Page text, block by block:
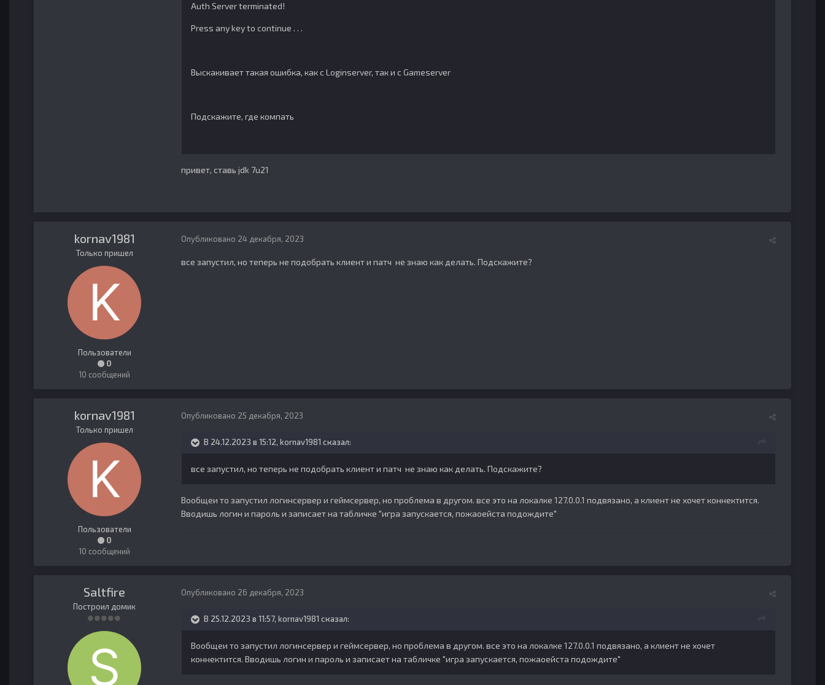
Auth Server terminated!
Press any key to continue . . .
Выскакивает такая ошибка, как с Loginserver, так и с Gameserver
Подскажите, где компать
привет, ставь jdk 7u21
kornav1981
Только пришел
Пользователи
0
10 сообщений
Опубликовано 24 декабря, 2023
все запустил, но теперь не подобрать клиент и патч не знаю как делать. Подскажите?
kornav1981
Только пришел
Пользователи
0
10 сообщений
Опубликовано 25 декабря, 2023
В 24.12.2023 в 15:12, kornav1981 сказал:
все запустил, но теперь не подобрать клиент и патч не знаю как делать. Подскажите?
Вообщеи то запустил логинсервер и геймсервер, но проблема в другом. все это на локалке 127.0.0.1 подвязано, а клиент не хочет коннектится.
Вводишь логин и пароль и записает на табличке "игра запускается, пожаоейста подождите"
Saltfire
Построил домик
Опубликовано 26 декабря, 2023
В 25.12.2023 в 11:57, kornav1981 сказал:
Вообщеи то запустил логинсервер и геймсервер, но проблема в другом. все это на локалке 127.0.0.1 подвязано, а клиент не хочет
коннектится. Вводишь логин и пароль и записает на табличке "игра запускается, пожаоейста подождите"